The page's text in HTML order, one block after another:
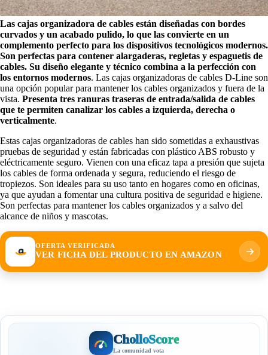
Las cajas organizadora de cables están diseñadas con bordes
curvados y un acabado pulido, lo que las convierte en un
complemento perfecto para los dispositivos tecnológicos modernos.
Son perfectas para contener alargaderas, regletas y espaguetis de
cables. Su diseño elegante y técnico combina a la perfección con
los entornos modernos. Las cajas organizadoras de cables D-Line son
una opción popular para mantener los cables organizados y fuera de la
vista. Presenta tres ranuras traseras de entrada/salida de cables
que te permiten canalizar los cables a izquierda, derecha o
verticalmente.
Estas cajas organizadoras de cables han sido sometidas a exhaustivas
pruebas de seguridad y están fabricadas con plástico ABS robusto y
eléctricamente seguro. Vienen con una eficaz tapa a presión que sujeta
los cables de forma ordenada y segura, reduciendo el riesgo de
tropiezos. Son ideales para su uso tanto en hogares como en oficinas,
ya que ayudan a fomentar una cultura positiva de seguridad e higiene.
Son perfectas para mantener los cables organizados y a salvo del
alcance de niños y mascotas.
OFERTA VERIFICADA
VER FICHA DEL PRODUCTO EN AMAZON
CholloScore
La comunidad vota